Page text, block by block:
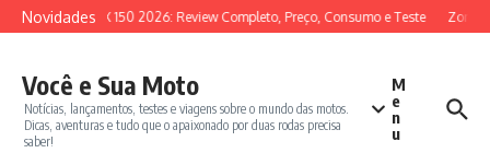
Ir para o conteúdo
Novidades
SYM ADX 150 2026: Review Completo, Preço, Consumo e Teste Zontes
Você e Sua Moto
Notícias, lançamentos, testes e viagens sobre o mundo das motos.
Dicas, aventuras e tudo que o apaixonado por duas rodas precisa
saber!
M
e
n
u